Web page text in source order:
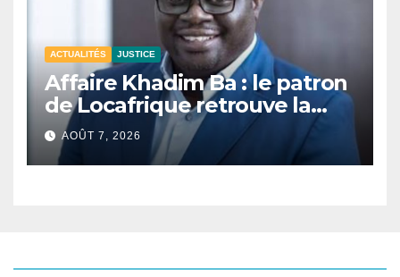
ACTUALITÉS JUSTICE
Affaire Khadim Ba : le patron
de Locafrique retrouve la
liberté.
AOÛT 7, 2026